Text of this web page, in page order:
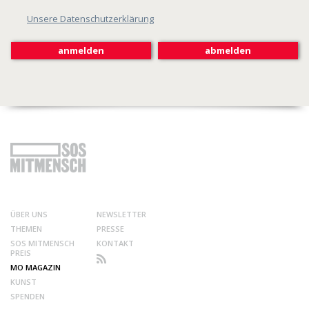
Unsere Datenschutzerklärung
ÜBER UNS
THEMEN
SOS MITMENSCH
PREIS
MO MAGAZIN
KUNST
SPENDEN
NEWSLETTER
PRESSE
KONTAKT